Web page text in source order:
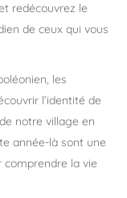
redécouvrez le
de ceux qui vous
les
l’identité de
notre village en
année-là sont une
comprendre la vie